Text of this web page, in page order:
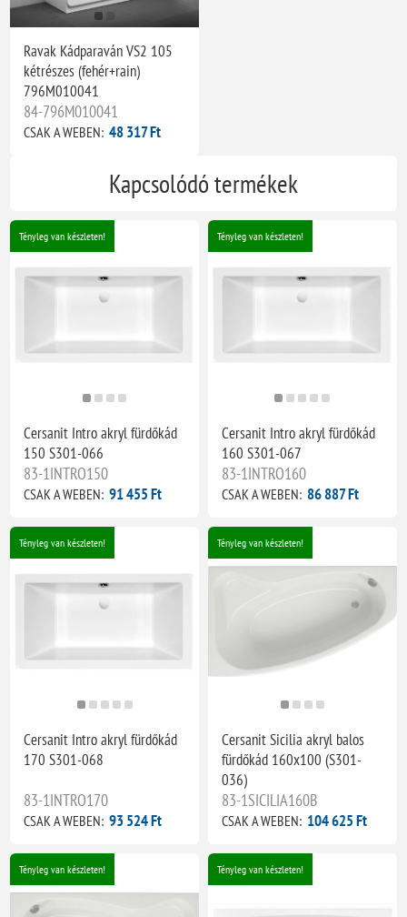
Ravak Kádparaván VS2 105
kétrészes (fehér+rain)
796M010041
84-796M010041
CSAK A WEBEN: 48 317 Ft
Kapcsolódó termékek
Tényleg van készleten!
Cersanit Intro akryl fürdőkád
150 S301-066
83-1INTRO150
CSAK A WEBEN: 91 455 Ft
Tényleg van készleten!
Cersanit Intro akryl fürdőkád
160 S301-067
83-1INTRO160
CSAK A WEBEN: 86 887 Ft
Tényleg van készleten!
Cersanit Intro akryl fürdőkád
170 S301-068
83-1INTRO170
CSAK A WEBEN: 93 524 Ft
Tényleg van készleten!
Cersanit Sicilia akryl balos
fürdőkád 160x100 (S301-
036)
83-1SICILIA160B
CSAK A WEBEN: 104 625 Ft
Tényleg van készleten! Tényleg van készleten!